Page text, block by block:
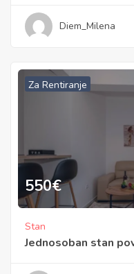
Diem_Milena
Za Rentiranje
550€
Stan
Jednosoban stan